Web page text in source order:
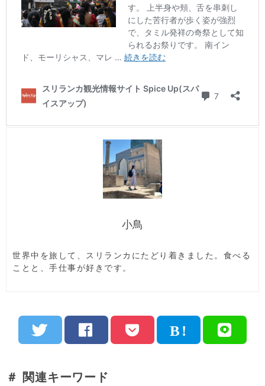
小鳥
世界中を旅して、スリランカにたどり着きました。食べる
ことと、手仕事が好きです。
＃ 関連キーワード